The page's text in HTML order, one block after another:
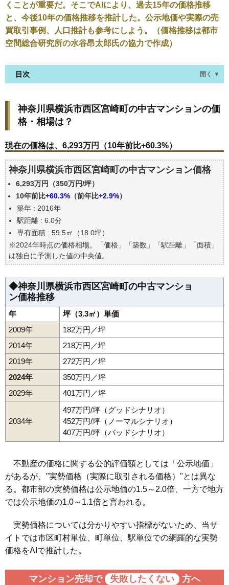
くことが重要だ。そこでAIにより、過去15年の価格推移
と、今後10年の価格推移を推計した。公示地価や実際の売
買取引事例、人口推計も参考にしよう。（価格推移は都市
空間総合研究所の水谷昂太郎氏の協力で作成）
目次 開く ▼
格・相場は？
現在の価格は、6,293万円（10年前比+60.3%）
価格を詳細に分析しよう
築年数で価格はどうなる？
神奈川県横浜市西区宮崎町の中古マンションの過去
の売買事例
公示地価はいくら
エリアの将来性を人口予想から検討しよう
自分の年収でいくらの不動産が買える？
神奈川県横浜市西区宮崎町の中古マンションの価
格・相場は？
現在の価格は、6,293万円（10年前比+60.3%）
神奈川県横浜市西区宮崎町の中古マンション価格
6,293万円（350万円/坪）
10年前比+60.3% （前年比+2.9%）
築年 : 2016年
駅距離 : 6.0分
専有面積 : 59.5㎡（18.0坪）
※2024年時点の価格相場。「価格」「築数」「駅距離」「面積」
は独自に予測した値の中央値。
◆神奈川県横浜市西区宮崎町の中古マンショ
ン価格推移
年
坪（3.3㎡）単価
2009年
182万円／坪
2014年
218万円／坪
2019年
272万円／坪
2024年
350万円／坪
2029年
401万円／坪
2034年
497万円/坪（グッドシナリオ）
452万円/坪（ノーマルシナリオ）
407万円/坪（バッドシナリオ）
不動産の価格に関する公的評価額としては「公示地価」
があるが、"実勢価格（実際に取引される価格）"とは異な
る。都市部の実勢価格は公示地価の1.5～2.0倍、一方で地方
では公示地価の1.0～1.1倍と言われる。
実勢価格については分かりやすい指標がないため、当サ
イトでは市区町村単位、町単位、駅単位での網羅的な実勢
価格をAIで推計した。
マンション売却で 失敗したくない
方へ